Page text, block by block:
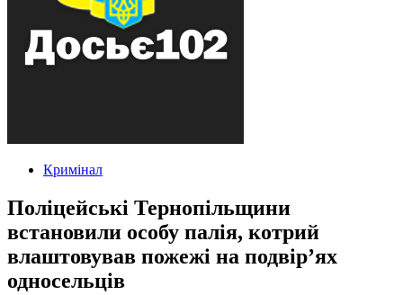
Кримінал
Поліцейські Тернопільщини
встановили особу палія, котрий
влаштовував пожежі на подвір’ях
односельців